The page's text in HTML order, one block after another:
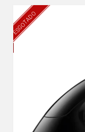
ESGOTADO